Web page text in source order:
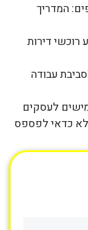
המדריך
רוכשי דירות
עבודה
לעסקים